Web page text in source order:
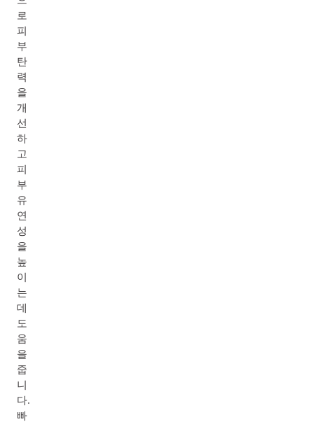
로
피
부
탄
력
을
개
선
하
고
피
부
유
연
성
을
높
이
는
데
도
움
을
줍
니
다.
빠